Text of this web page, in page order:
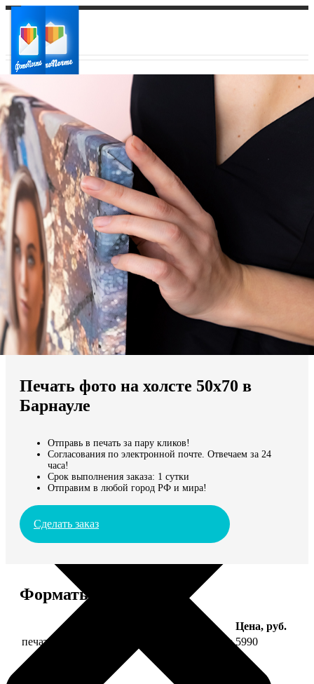
Ваш город:
Ваш регион доставки
Выберите из списка:
Мы доставляем по всему миру
Продолжить без города
Печать фото на холсте 50х70 в
Барнауле
Отправь в печать за пару кликов!
Согласования по электронной почте. Отвечаем за 24
часа!
Срок выполнения заказа: 1 сутки
Отправим в любой город РФ и мира!
Сделать заказ
Форматы и цены
Цена, руб.
печать фото на холсте 50х70 на подрамнике 5990